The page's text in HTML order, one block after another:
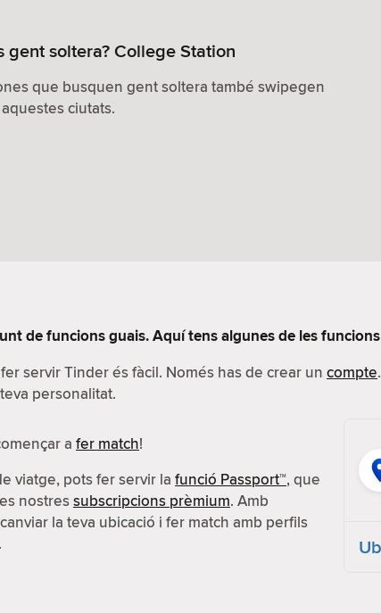
gent soltera? College Station
que busquen gent soltera també swipegen
ciutats.
de funcions guais. Aquí tens algunes de les
servir Tinder és fàcil. Només has de crear un compte
personalitat.
a fer match!
viatge, pots fer servir la funció Passport™, que
nostressubscripcions prèmium. Amb
la teva ubicació i fer match amb perfils